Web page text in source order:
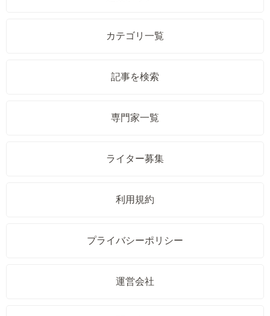
カテゴリ一覧
記事を検索
専門家一覧
ライター募集
利用規約
プライバシーポリシー
運営会社